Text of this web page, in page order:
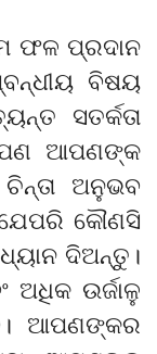
ଫଳ ପ୍ରଦାନ
ବିଷୟ
ସତର୍କତା
ଆପଣଙ୍କ
ଅନୁଭବ
କୌଣସି
ଦିଅନ୍ତୁ।
ଉର୍ଜାଳୁ
ଆପଣଙ୍କର